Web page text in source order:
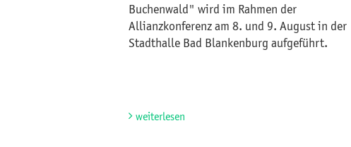
Buchenwald" wird im Rahmen der
Allianzkonferenz am 8. und 9. August in der
Stadthalle Bad Blankenburg aufgeführt.
weiterlesen